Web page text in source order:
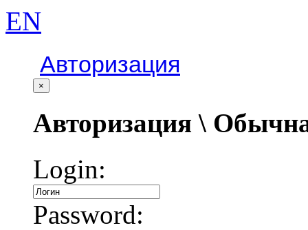
EN
Авторизация
×
Авторизация \
Login:
Password: